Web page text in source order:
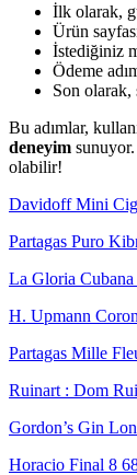
İlk olarak,
Ürün
İstediğiniz
Ödeme
Son
Bu adımlar,
deneyim
olabilir!
Davidoff Mini
Partagas Puro
La Gloria
H. Upmann
Partagas Mille
Ruinart : Dom
Gordon’s Gin
Horacio Final 8